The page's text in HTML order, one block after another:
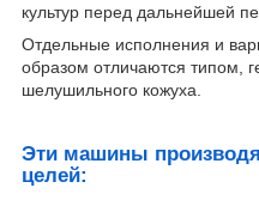
культур перед дальнейшей
Oтдельные исполнения и
образом отличаются типом,
шелушильного кожуха.
Эти машины
целей: